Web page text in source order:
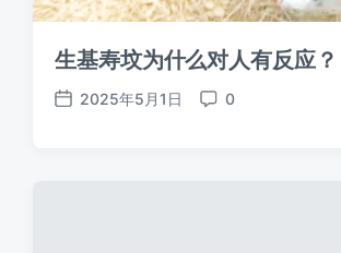
生基寿坟为什么对人有反应？
发
2025年5月1日
评
0